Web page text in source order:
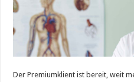
Der Premiumklient ist bereit, weit